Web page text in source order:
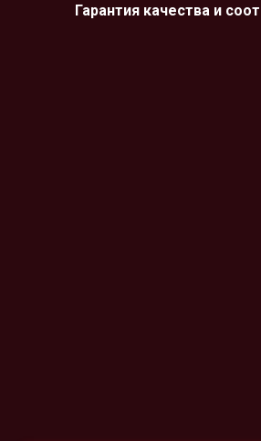
Гарантия качества и